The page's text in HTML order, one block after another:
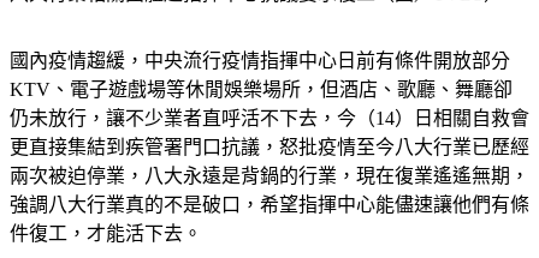
國內疫情趨緩，中央流行疫情指揮中心日前有條件開放部分
KTV、電子遊戲場等休閒娛樂場所，但酒店、歌廳、舞廳卻
仍未放行，讓不少業者直呼活不下去，今（14）日相關自救會
更直接集結到疾管署門口抗議，怒批疫情至今八大行業已歷經
兩次被迫停業，八大永遠是背鍋的行業，現在復業遙遙無期，
強調八大行業真的不是破口，希望指揮中心能儘速讓他們有條